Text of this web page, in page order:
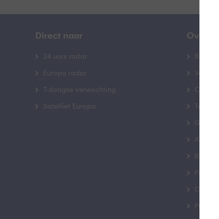
Direct naar
24 uurs radar
Europa radar
7-daagse verwachting
Satelliet Europa
Over
Contact
Cookie